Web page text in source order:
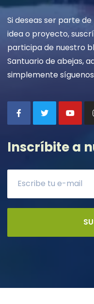
Si deseas ser parte
idea o proyecto,
participa de nuestro
Santuario de abejas,
simplemente
Inscríbite a